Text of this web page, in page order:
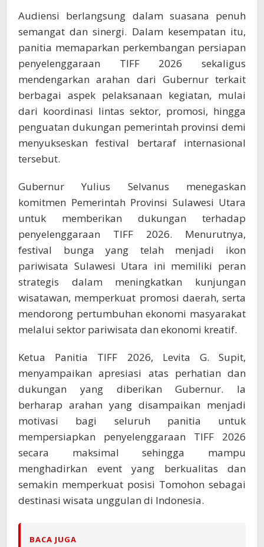
Audiensi berlangsung dalam suasana penuh
semangat dan sinergi. Dalam kesempatan itu,
panitia memaparkan perkembangan persiapan
penyelenggaraan TIFF 2026 sekaligus
mendengarkan arahan dari Gubernur terkait
berbagai aspek pelaksanaan kegiatan, mulai
dari koordinasi lintas sektor, promosi, hingga
penguatan dukungan pemerintah provinsi demi
menyukseskan festival bertaraf internasional
tersebut.
Gubernur Yulius Selvanus menegaskan
komitmen Pemerintah Provinsi Sulawesi Utara
untuk memberikan dukungan terhadap
penyelenggaraan TIFF 2026. Menurutnya,
festival bunga yang telah menjadi ikon
pariwisata Sulawesi Utara ini memiliki peran
strategis dalam meningkatkan kunjungan
wisatawan, memperkuat promosi daerah, serta
mendorong pertumbuhan ekonomi masyarakat
melalui sektor pariwisata dan ekonomi kreatif.
Ketua Panitia TIFF 2026, Levita G. Supit,
menyampaikan apresiasi atas perhatian dan
dukungan yang diberikan Gubernur. Ia
berharap arahan yang disampaikan menjadi
motivasi bagi seluruh panitia untuk
mempersiapkan penyelenggaraan TIFF 2026
secara maksimal sehingga mampu
menghadirkan event yang berkualitas dan
semakin memperkuat posisi Tomohon sebagai
destinasi wisata unggulan di Indonesia.
BACA JUGA